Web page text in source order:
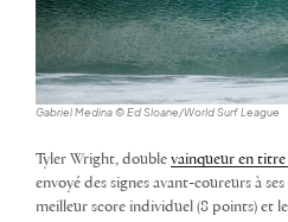
Gabriel Medina © Ed Sloane/World Surf League
Tyler Wright, double vainqueur en titre
envoyé des signes avant-coureurs à
meilleur score individuel (8 points) et